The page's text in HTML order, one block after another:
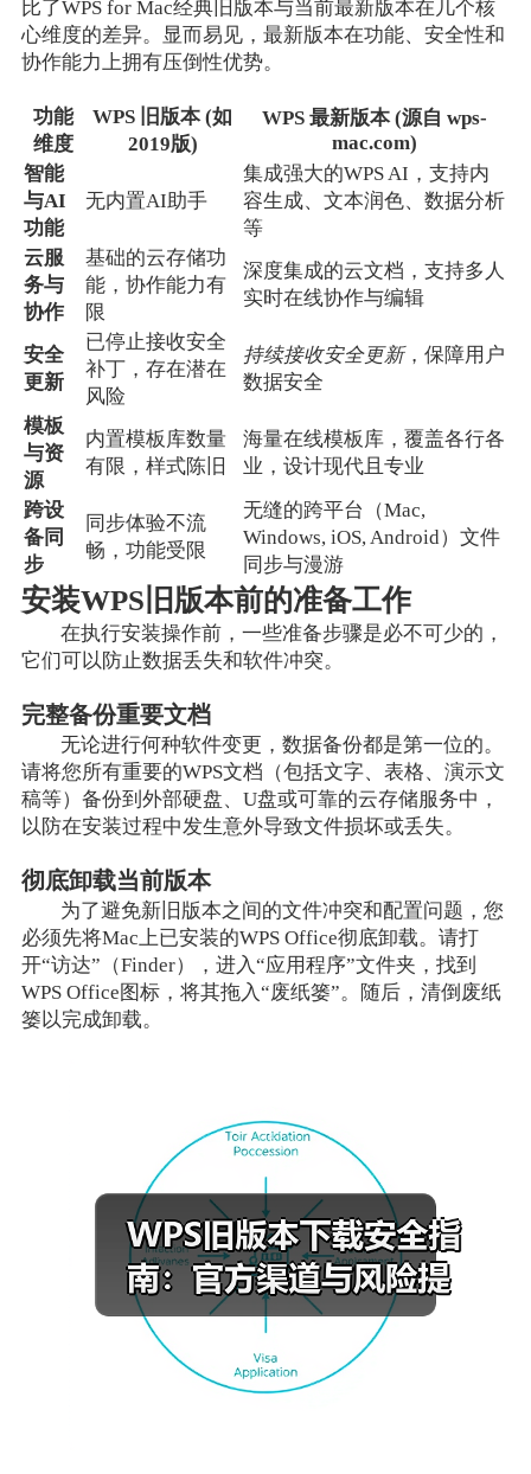
比了WPS for Mac经典旧版本与当前最新版本在几个核
心维度的差异。显而易见，最新版本在功能、安全性和
协作能力上拥有压倒性优势。
功能
维度
WPS 旧版本 (如
2019版)
WPS 最新版本 (源自 wps-
mac.com)
智能
与AI
功能
无内置AI助手
集成强大的WPS AI，支持内
容生成、文本润色、数据分析
等
云服
务与
协作
基础的云存储功
能，协作能力有
限
深度集成的云文档，支持多人
实时在线协作与编辑
安全
更新
已停止接收安全
补丁，存在潜在
风险
持续接收安全更新，保障用户
数据安全
模板
与资
源
内置模板库数量
有限，样式陈旧
海量在线模板库，覆盖各行各
业，设计现代且专业
跨设
备同
步
同步体验不流
畅，功能受限
无缝的跨平台（Mac,
Windows, iOS, Android）文件
同步与漫游
安装WPS旧版本前的准备工作
在执行安装操作前，一些准备步骤是必不可少的，
它们可以防止数据丢失和软件冲突。
完整备份重要文档
无论进行何种软件变更，数据备份都是第一位的。
请将您所有重要的WPS文档（包括文字、表格、演示文
稿等）备份到外部硬盘、U盘或可靠的云存储服务中，
以防在安装过程中发生意外导致文件损坏或丢失。
彻底卸载当前版本
为了避免新旧版本之间的文件冲突和配置问题，您
必须先将Mac上已安装的WPS Office彻底卸载。请打
开“访达”（Finder），进入“应用程序”文件夹，找到
WPS Office图标，将其拖入“废纸篓”。随后，清倒废纸
篓以完成卸载。